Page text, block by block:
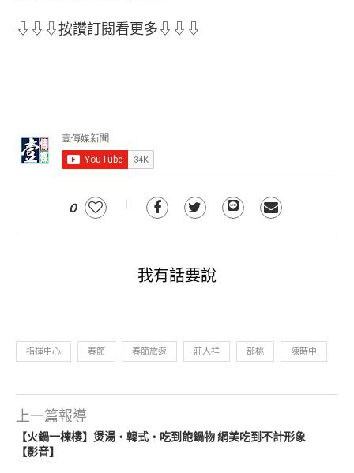
⇩⇩⇩按讚訂閱看更多⇩⇩⇩
0
我有話要說
指揮中心 春節 春節旅遊 莊人祥 部桃 陳時中
上一篇報導
【火鍋一棟樓】煲湯‧韓式‧吃到飽鍋物 網美吃到不計形象
【影音】